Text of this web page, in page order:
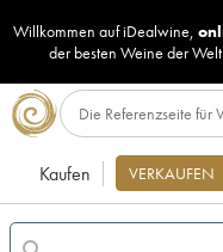
Willkommen auf iDealwine,
der besten Weine der
Kaufen VERKAUFEN